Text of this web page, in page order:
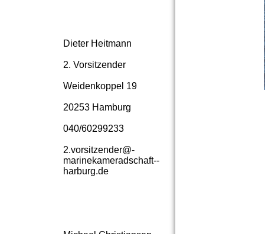
Dieter Heitmann
2. Vorsitzender
Weidenkoppel 19
20253 Hamburg
040/60299233
2.­vorsitzender@­
marinekameradschaft-­
harburg.­de